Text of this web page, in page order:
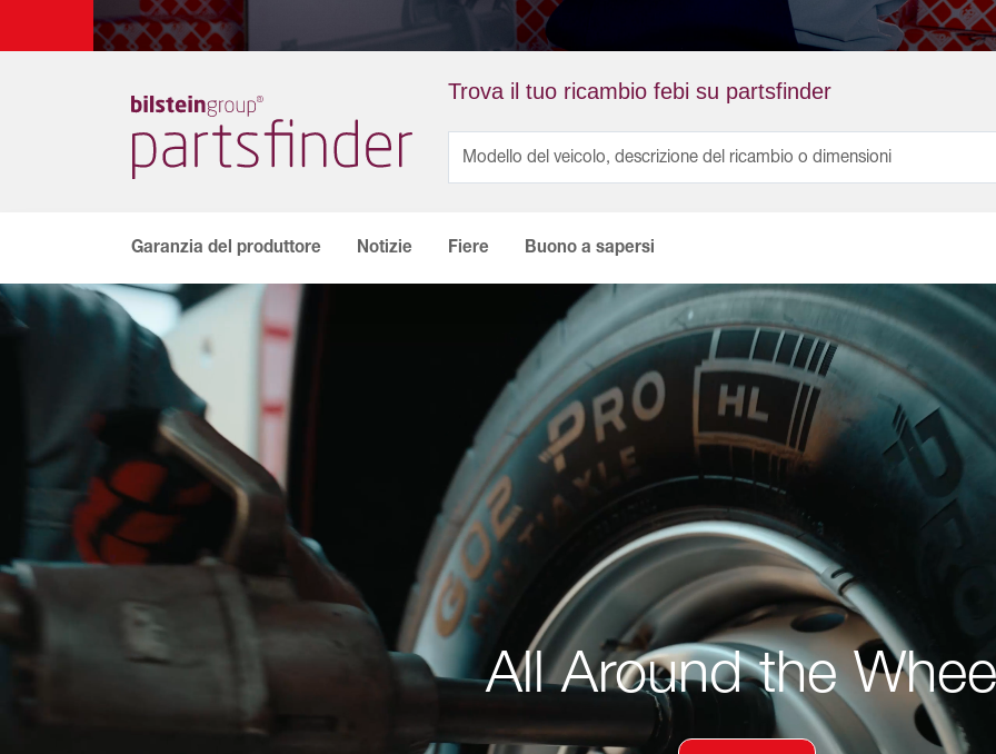
Trova il tuo ricambio febi su partsfinder
Garanzia del produttore Notizie Fiere Buono a sapersi
All Around the